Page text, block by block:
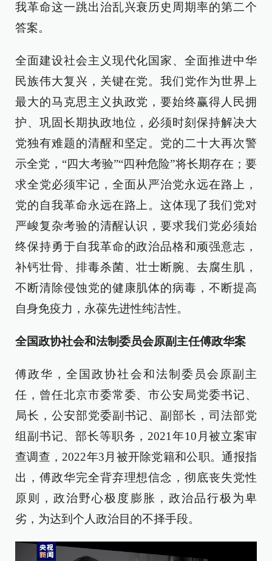
我革命这一跳出治乱兴衰历史周期率的第二个
答案。
全面建设社会主义现代化国家、全面推进中华
民族伟大复兴，关键在党。我们党作为世界上
最大的马克思主义执政党，要始终赢得人民拥
护、巩固长期执政地位，必须时刻保持解决大
党独有难题的清醒和坚定。党的二十大再次警
示全党，“四大考验”“四种危险”将长期存在；要
求全党必须牢记，全面从严治党永远在路上，
党的自我革命永远在路上。这体现了我们党对
严峻复杂考验的清醒认识，要求我们党必须始
终保持勇于自我革命的政治品格和顽强意志，
补钙壮骨、排毒杀菌、壮士断腕、去腐生肌，
不断清除侵蚀党的健康肌体的病毒，不断提高
自身免疫力，永葆先进性纯洁性。
全国政协社会和法制委员会原副主任傅政华案
傅政华，全国政协社会和法制委员会原副主
任，曾任北京市委常委、市公安局党委书记、
局长，公安部党委副书记、副部长，司法部党
组副书记、部长等职务，2021年10月被立案审
查调查，2022年3月被开除党籍和公职。通报指
出，傅政华完全背弃理想信念，彻底丧失党性
原则，政治野心极度膨胀，政治品行极为卑
劣，为达到个人政治目的不择手段。